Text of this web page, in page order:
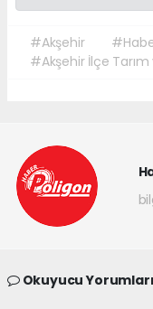
#Akşehir
#Akşehir İlçe
Okuyucu Yorumları